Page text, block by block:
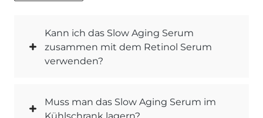
Kann ich das Slow Aging Serum
zusammen mit dem Retinol Serum
verwenden?
Muss man das Slow Aging Serum im